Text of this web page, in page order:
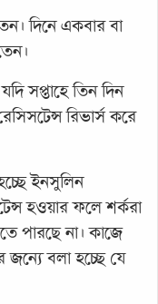
দিনে একবার বা
সপ্তাহে তিন দিন
রিভার্স করে
ইনসুলিন
হওয়ার ফলে শর্করা
পারছে না। কাজে
জন্যে বলা হচ্ছে যে